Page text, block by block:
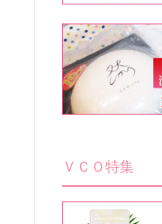
ＶＣＯ特集